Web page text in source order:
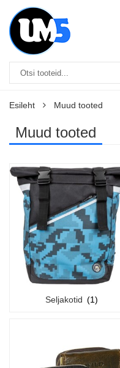
Esileht Muud tooted
Muud tooted
Seljakotid (1)